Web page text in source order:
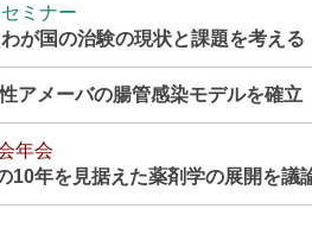
ミナー
が国の治験の現状と課題を考える
アメーバの腸管感染モデルを確
年会
10年を見据えた薬剤学の展開を議